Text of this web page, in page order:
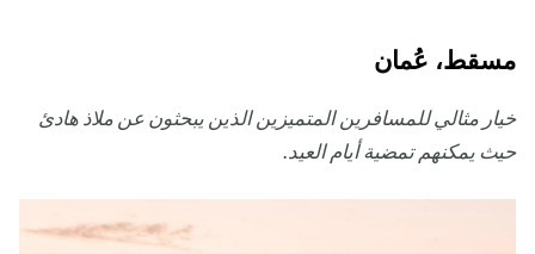
مسقط، عُمان
خيار مثالي للمسافرين المتميزين الذين يبحثون عن ملاذ هادئ
حيث يمكنهم تمضية أيام العيد.